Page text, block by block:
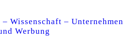
Wissenschaft – Unternehmen
Werbung